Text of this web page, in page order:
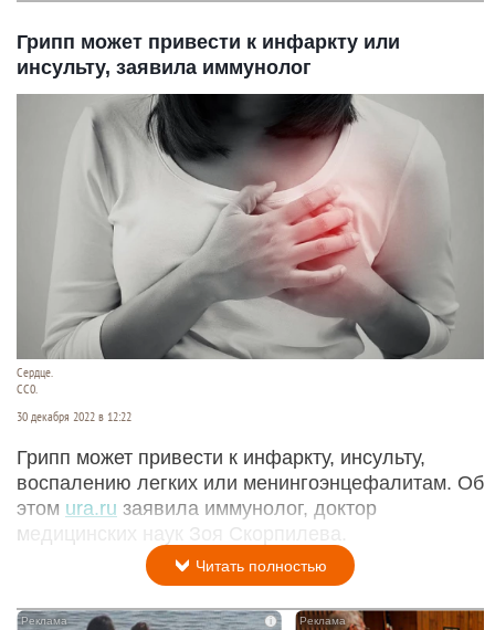
Грипп может привести к инфаркту или
инсульту, заявила иммунолог
Сердце.
СС0.
30 декабря 2022 в 12:22
Грипп может привести к инфаркту, инсульту,
воспалению легких или менингоэнцефалитам. Об
этом ura.ru заявила иммунолог, доктор
медицинских наук Зоя Скорпилева.
Читать полностью
i